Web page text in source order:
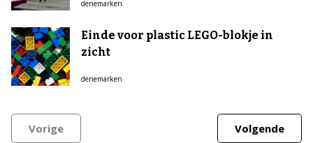
denemarken
Einde voor plastic LEGO-blokje in
zicht
denemarken
Vorige Volgende